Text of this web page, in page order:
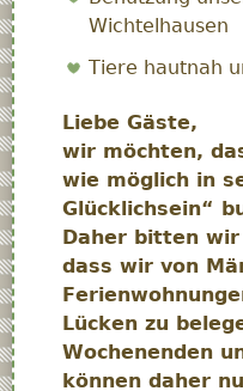
Wichtelhausen
Tiere hautnah
Liebe Gäste,
wir möchten,
wie möglich in
Glücklichsein“
Daher bitten
dass wir von
Lücken zu
Wochenenden
können daher